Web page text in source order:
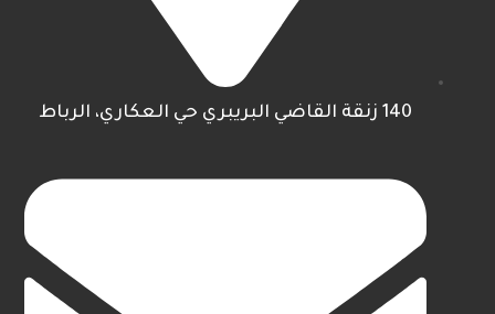
140 زنقة القاضي البريبري حي العكاري، الرباط